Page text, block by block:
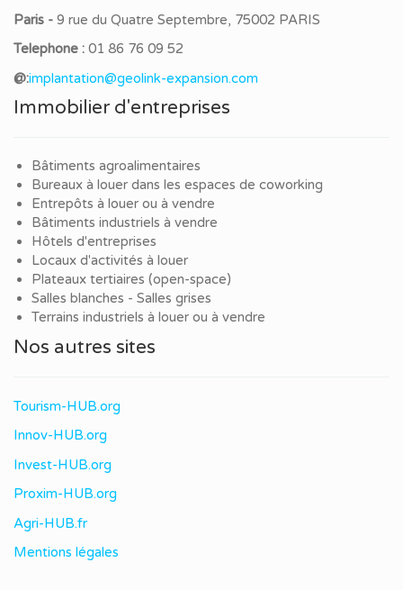
Paris - 9 rue du Quatre Septembre, 75002 PARIS
Telephone : 01 86 76 09 52
@:implantation@geolink-expansion.com
Immobilier d'entreprises
Bâtiments agroalimentaires
Bureaux à louer dans les espaces de coworking
Entrepôts à louer ou à vendre
Bâtiments industriels à vendre
Hôtels d'entreprises
Locaux d'activités à louer
Plateaux tertiaires (open-space)
Salles blanches - Salles grises
Terrains industriels à louer ou à vendre
Nos autres sites
Tourism-HUB.org
Innov-HUB.org
Invest-HUB.org
Proxim-HUB.org
Agri-HUB.fr
Mentions légales